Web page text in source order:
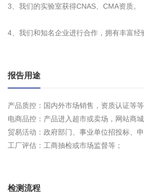
3、我们的实验室获得CNAS、CMA资质。
4、我们和知名企业进行合作，拥有丰富经
报告用途
产品质控：国内外市场销售，资质认证等等
电商品控：产品进入超市或卖场，网站商城
贸易活动：政府部门、事业单位招投标、申
工厂评估：工商抽检或市场监督等；
检测流程